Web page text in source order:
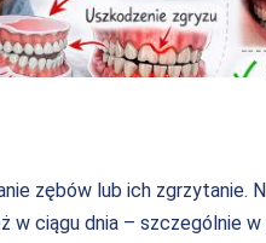
zębów lub ich zgrzytanie.
w ciągu dnia – szczególnie